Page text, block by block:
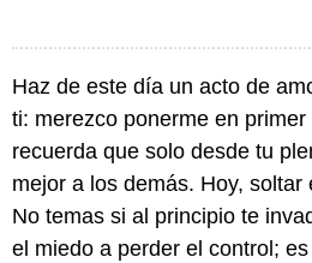
Haz de este día un acto de
ti: merezco ponerme en
recuerda que solo desde tu
mejor a los demás. Hoy, soltar
No temas si al principio te
el miedo a perder el control;